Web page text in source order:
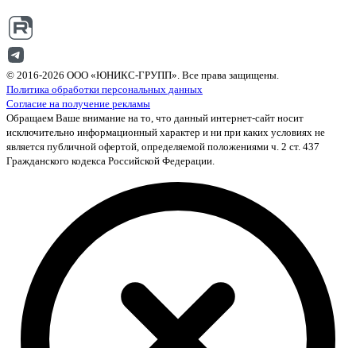
© 2016-2026 ООО «ЮНИКС-ГРУПП». Все права защищены.
Политика обработки персональных данных
Согласие на получение рекламы
Обращаем Ваше внимание на то, что данный интернет-сайт носит
исключительно информационный характер и ни при каких условиях не
является публичной офертой, определяемой положениями ч. 2 ст. 437
Гражданского кодекса Российской Федерации.